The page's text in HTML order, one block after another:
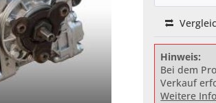
Hinweis:
Bei dem
Verkauf
Weitere